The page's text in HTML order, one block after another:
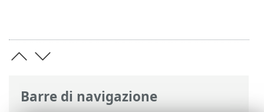
Barre di navigazione